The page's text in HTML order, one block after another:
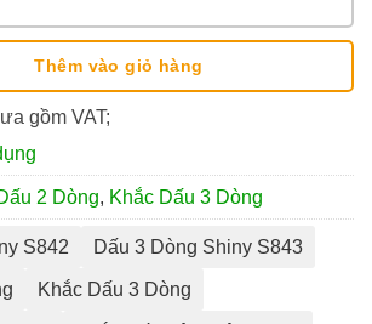
Thêm vào giỏ hàng
gồm VAT;
2 Dòng, Khắc Dấu 3 Dòng
S842 Dấu 3 Dòng Shiny S843
Khắc Dấu 3 Dòng